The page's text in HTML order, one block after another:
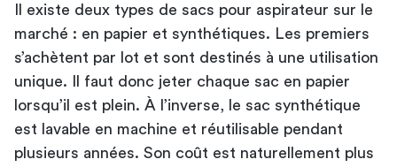
Il existe deux types de sacs pour aspirateur sur le
marché : en papier et synthétiques. Les premiers
s’achètent par lot et sont destinés à une utilisation
unique. Il faut donc jeter chaque sac en papier
lorsqu’il est plein. À l’inverse, le sac synthétique
est lavable en machine et réutilisable pendant
plusieurs années. Son coût est naturellement plus